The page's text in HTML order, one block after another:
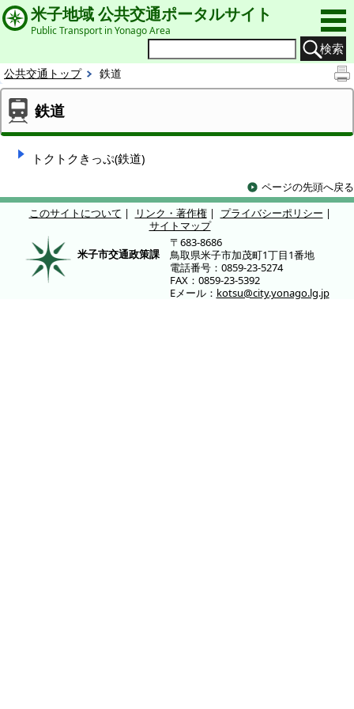
米子地域 公共交通ポータルサイト
Public Transport in Yonago Area
検索
公共交通トップ 鉄道
鉄道
トクトクきっぷ(鉄道)
ページの先頭へ戻る
このサイトについて | リンク・著作権 | プライバシーポリシー |
サイトマップ
米子市交通政策課
〒683-8686
鳥取県米子市加茂町1丁目1番地
電話番号：0859-23-5274
FAX：0859-23-5392
Eメール： kotsu@city.yonago.lg.jp